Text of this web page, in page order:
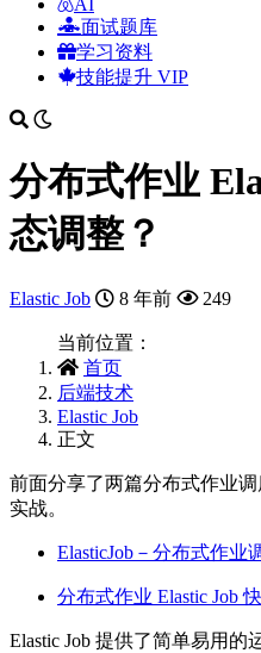
AI
面试题库
学习资料
技能提升 VIP
分布式作业
态调整？
Elastic Job 8 年前 249
当前位置：
首页
后端技术
Elastic Job
正文
前面分享了两篇分布式作业调
实战。
ElasticJob－分布式作业
分布式作业 Elastic Job
Elastic Job 提供了简单易用